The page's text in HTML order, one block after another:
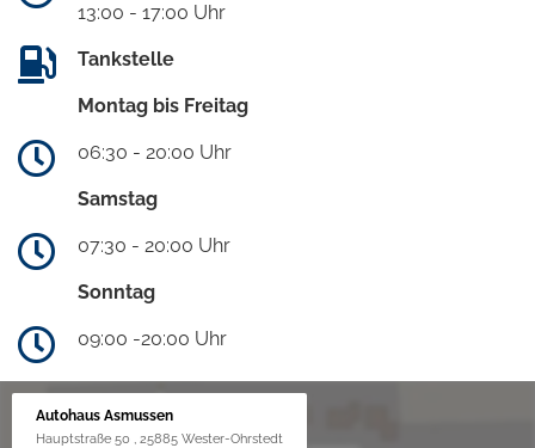
13:00 - 17:00 Uhr
Tankstelle
Montag bis Freitag
06:30 - 20:00 Uhr
Samstag
07:30 - 20:00 Uhr
Sonntag
09:00 -20:00 Uhr
Autohaus Asmussen
Hauptstraße 50 , 25885 Wester-Ohrstedt